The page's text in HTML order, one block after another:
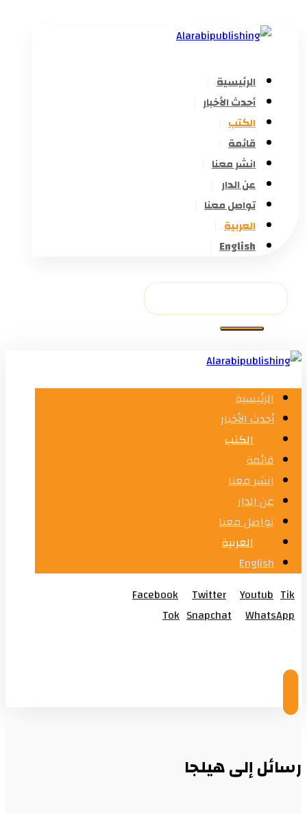
الرئيسية
أحدث الأخبار
الكتب
قائمة
انشر معنا
عن الدار
تواصل معنا
العربية
English
الرئيسية
أحدث الأخبار
الكتب
قائمة
انشر معنا
عن الدار
تواصل معنا
العربية
English
Facebook
Twitter Youtub Tik
Tok Snapchat
WhatsApp
رسائل إلى هيلجا